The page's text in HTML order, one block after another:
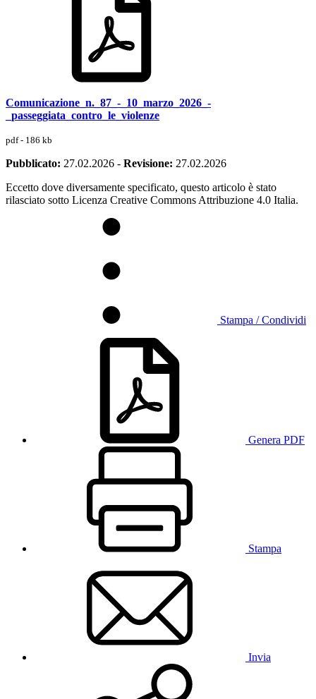
Comunicazione_n._87_-_10_marzo_2026_-
_passeggiata_contro_le_violenze
pdf - 186 kb
Pubblicato: 27.02.2026 - Revisione: 27.02.2026
Eccetto dove diversamente specificato, questo articolo è stato
rilasciato sotto Licenza Creative Commons Attribuzione 4.0 Italia.
Stampa / Condividi
Genera PDF
Stampa
Invia